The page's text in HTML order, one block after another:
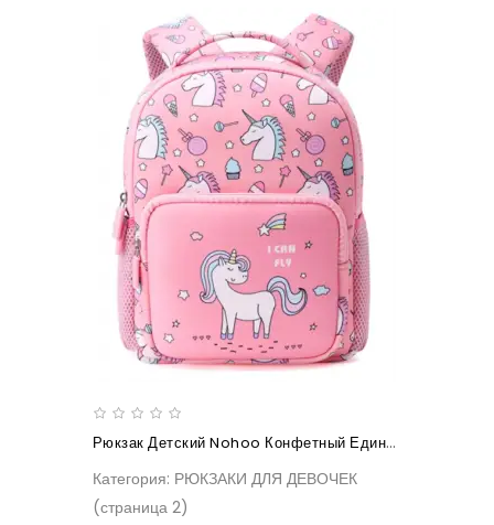
Рюкзак Детский Nohoo Конфетный Единорог Большой
Категория: РЮКЗАКИ ДЛЯ ДЕВОЧЕК
(страница 2)